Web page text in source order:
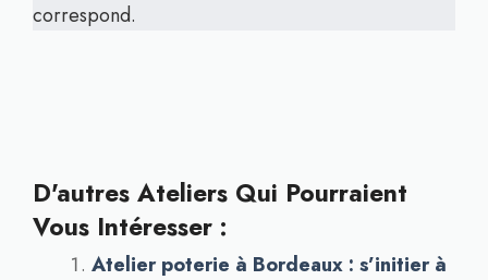
correspond.
D'autres Ateliers Qui Pourraient
Vous Intéresser :
Atelier poterie à Bordeaux : s’initier à